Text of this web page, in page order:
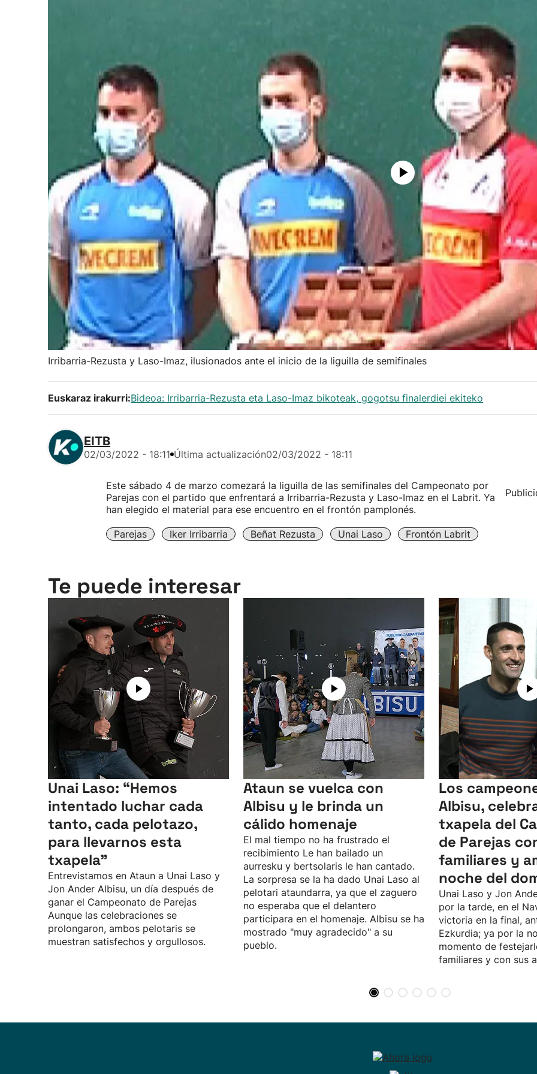
Irribarria-Rezusta y Laso-Imaz, ilusionados ante el inicio de la liguilla de semifinales
Euskaraz irakurri:Bideoa: Irribarria-Rezusta eta Laso-Imaz bikoteak, gogotsu finalerdiei ekiteko
EITB
02/03/2022 - 18:11 Última actualización02/03/2022 - 18:11
Este sábado 4 de marzo comezará la liguilla de las semifinales del Campeonato por
Parejas con el partido que enfrentará a Irribarria-Rezusta y Laso-Imaz en el Labrit. Ya
han elegido el material para ese encuentro en el frontón pamplonés.
Parejas Iker Irribarria Beñat Rezusta Unai Laso Frontón Labrit
Te puede interesar
Unai Laso: “Hemos
intentado luchar cada
tanto, cada pelotazo,
para llevarnos esta
txapela”
Entrevistamos en Ataun a Unai Laso y
Jon Ander Albisu, un día después de
ganar el Campeonato de Parejas
Aunque las celebraciones se
prolongaron, ambos pelotaris se
muestran satisfechos y orgullosos.
Ataun se vuelca con
Albisu y le brinda un
cálido homenaje
El mal tiempo no ha frustrado el
recibimiento Le han bailado un
aurresku y bertsolaris le han cantado.
La sorpresa se la ha dado Unai Laso al
pelotari ataundarra, ya que el zaguero
no esperaba que el delantero
participara en el homenaje. Albisu se ha
mostrado "muy agradecido" a su
pueblo.
Los
Albisu,
txapela del
de Parejas
familiares y
noche del
Unai Laso y Jon
por la tarde, en el
victoria en la final,
Ezkurdia; ya por la
momento de
familiares y con sus